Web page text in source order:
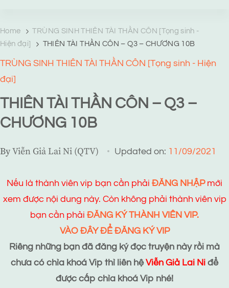
Home
TRÙNG SINH THIÊN TÀI THẦN CÔN [Tọng sinh -
Hiện đại]
THIÊN TÀI THẦN CÔN – Q3 – CHƯƠNG 10B
TRÙNG SINH THIÊN TÀI THẦN CÔN [Tọng sinh - Hiện
đại]
THIÊN TÀI THẦN CÔN – Q3 –
CHƯƠNG 10B
ByViễn Giả Lai Ni (QTV) Updated on: 11/09/2021
Nếu là thành viên vip bạn cần phải ĐĂNG NHẬPmới
xem được nội dung này. Còn không phải thành viên vip
bạn cần phải ĐĂNG KÝ THÀNH VIÊN VIP.
VÀO ĐÂY ĐỂ ĐĂNG KÝ VIP
Riêng những bạn đã đăng ký đọc truyện này rồi mà
chưa có chìa khoá Vip thì liên hệViễn Giả Lai Ni để
được cấp chìa khoá Vip nhé!